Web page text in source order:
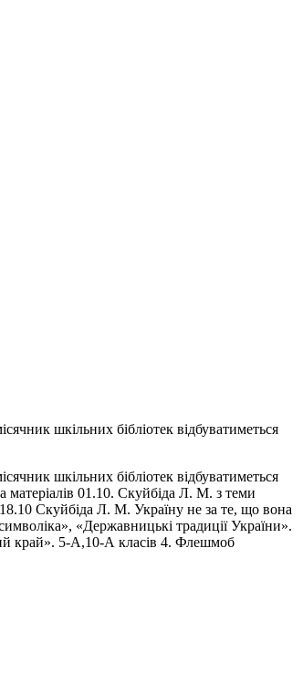
шкільних бібліотек відбуватиметься
шкільних бібліотек відбуватиметься
01.10. Скуйбіда Л. М. з теми
Скуйбіда Л. М. Україну не за те, що вона
«Державницькі традиції України».
край». 5-А,10-А класів 4. Флешмоб